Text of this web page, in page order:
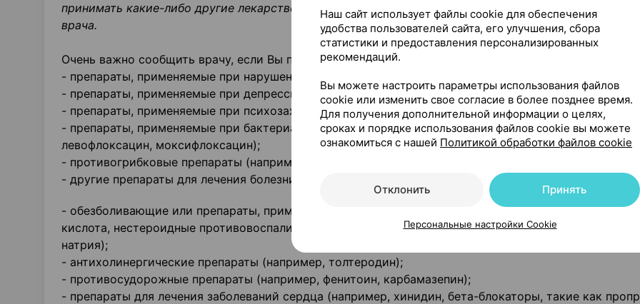
принимать какие-либо другие лекарственные препараты, в том числе препараты, отпускаемые без
врача.
Очень важно сообщить врачу, если Вы принимаете какие-либо из следующих лекарственных
- препараты, применяемые при нарушении сердечного ритма (например, амиодарон, соталол и
- препараты, применяемые при депрессии (например, циталопрам, эсциталопрам, амитриптилин);
- препараты, применяемые при психозах (например, пимозид, сертиндол, зипразидон);
- препараты, применяемые при бактериальной инфекции (например, кларитроцимин, эритромицин,
левофлоксацин, моксифлоксацин);
- противогрибковые препараты (например, кетоконазол);
- другие препараты для лечения болезни Альцгеймера (например, галантамин);
- обезболивающие или препараты, применяемые для лечения артрита (например, ацетилсалициловая
кислота, нестероидные противовоспалительные препараты (НПВП), такие как ибупрофен или
натрия);
- антихолинергические препараты (например, толтеродин);
- противосудорожные препараты (например, фенитоин, карбамазепин);
- препараты для лечения заболеваний сердца (например, хинидин, бета-блокаторы, такие как
Наш сайт использует файлы cookie для обеспечения
удобства пользователей сайта, его улучшения, сбора
статистики и предоставления персонализированных
рекомендаций.
Вы можете настроить параметры использования файлов
cookie или изменить свое согласие в более позднее время.
Для получения дополнительной информации о целях,
сроках и порядке использования файлов cookie вы можете
ознакомиться с нашей Политикой обработки файлов cookie
Отклонить Принять
Персональные настройки Cookie